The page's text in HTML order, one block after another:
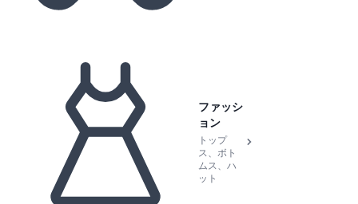
ファッシ
ョン
トップ
ス、ボト
ムス、ハ
ット